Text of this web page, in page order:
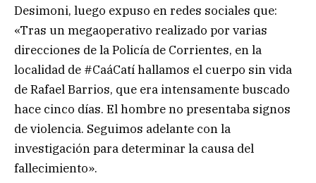
Desimoni, luego expuso en redes sociales que:
«Tras un megaoperativo realizado por varias
direcciones de la Policía de Corrientes, en la
localidad de #CaáCatí hallamos el cuerpo sin vida
de Rafael Barrios, que era intensamente buscado
hace cinco días. El hombre no presentaba signos
de violencia. Seguimos adelante con la
investigación para determinar la causa del
fallecimiento».